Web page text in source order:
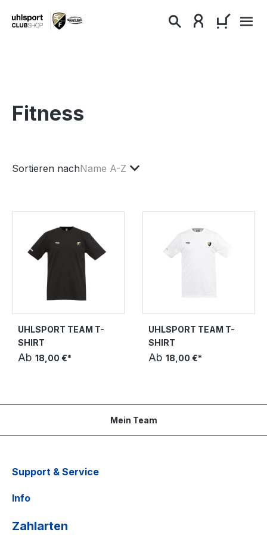
springen
Fitness
Sortieren nachName A-Z
UHLSPORT TEAM T-
SHIRT
Ab 18,00 €*
UHLSPORT TEAM T-
SHIRT
Ab 18,00 €*
Mein Team
Support & Service
Info
Zahlarten